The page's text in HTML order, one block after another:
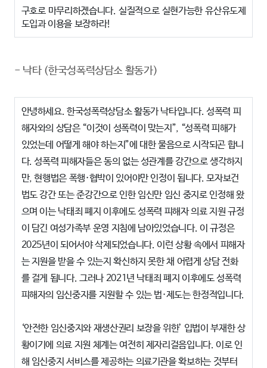
구호로 마무리하겠습니다.실질적으로 실현가능한 유산유도제
도입과 이용을 보장하라!
- 낙타 (한국성폭력상담소 활동가)
안녕하세요. 한국성폭력상담소 활동가 낙타입니다. 성폭력 피
해자와의 상담은 “이것이 성폭력이 맞는지”, “성폭력 피해가
있었는데 어떻게 해야 하는지”에 대한 물음으로 시작되곤 합니
다. 성폭력 피해자들은 동의 없는 성관계를 강간으로 생각하지
만, 현행법은 폭행·협박이 있어야만 인정이 됩니다. 모자보건
법도 강간 또는 준강간으로 인한 임신만 임신 중지로 인정해 왔
으며 이는 낙태죄 폐지 이후에도 성폭력 피해자 의료 지원 규정
이 담긴 여성가족부 운영 지침에 남아있었습니다. 이 규정은
2025년이 되어서야 삭제되었습니다. 이런 상황 속에서 피해자
는 지원을 받을 수 있는지 확신하지 못한 채 어렵게 상담 전화
를 걸게 됩니다. 그러나 2021년 낙태죄 폐지 이후에도 성폭력
피해자의 임신중지를 지원할 수 있는 법·제도는 한정적입니다.
‘안전한 임신중지와 재생산권리 보장을 위한’ 입법이 부재한 상
황이기에 의료 지원 체계는 여전히 제자리걸음입니다. 이로 인
해 임신중지 서비스를 제공하는 의료기관을 확보하는 것부터